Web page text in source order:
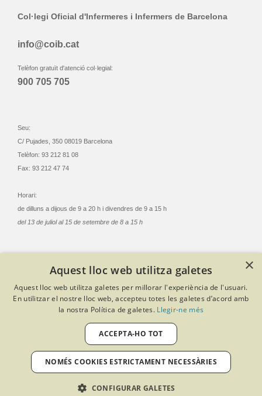
Col·legi Oficial d'Infermeres i Infermers de Barcelona
info@coib.cat
Telèfon gratuït d'atenció col·legial:
900 705 705
Seu:
C/ Pujades, 350 08019 Barcelona
Telèfon: 93 212 81 08
Fax: 93 212 47 74
Horari:
de dilluns a dijous de 9 a 20 h i divendres de 9 a 15 h
del 13 de juliol al 15 de setembre de 8 a 15 h
© Col·legi Oficial Infermeres i Infermers de Barcelona
Criteris de privacitat
Política de cookies
Avís legal
Política de protecció de dades
Política de qualitat
Desenvolupat amb Softeng Portal Builder
×
Aquest lloc web utilitza galetes
Aquest lloc web utilitza galetes per millorar l'experiència de l'usuari.
En utilitzar el nostre lloc web, accepteu totes les galetes d’acord amb
la nostra Política de galetes. Llegir-ne més
ACCEPTA-HO TOT
NOMÉS COOKIES ESTRICTAMENT NECESSÀRIES
CONFIGURAR GALETES